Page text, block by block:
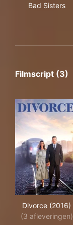
Bad Sisters
Filmscript (3)
Divorce (2016)
(3 afleveringen)